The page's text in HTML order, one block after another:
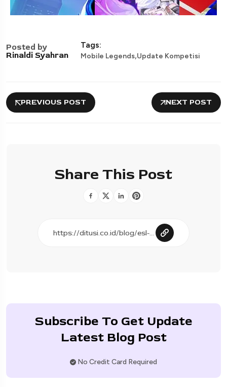
Posted by
Rinaldi Syahran
Tags:
Mobile Legends,Update Kompetisi
PREVIOUS POST NEXT POST
Share This Post
Subscribe To Get Update
Latest Blog Post
No Credit Card Required